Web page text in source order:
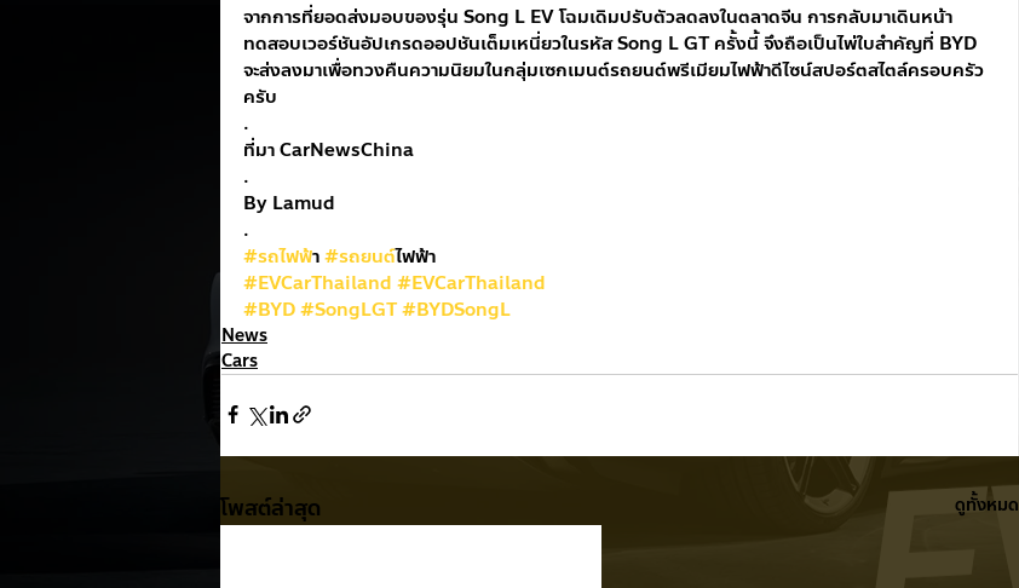
จากการที่ยอดส่งมอบของรุ่น Song L EV โฉมเดิมปรับตัวลดลงในตลาดจีน การกลับมาเดินหน้า
ทดสอบเวอร์ชันอัปเกรดออปชันเต็มเหนี่ยวในรหัส Song L GT ครั้งนี้ จึงถือเป็นไพ่ใบสำคัญที่ BYD
จะส่งลงมาเพื่อทวงคืนความนิยมในกลุ่มเซกเมนต์รถยนต์พรีเมียมไฟฟ้าดีไซน์สปอร์ตสไตล์ครอบครัว
ครับ
.
ที่มา CarNewsChina
.
By Lamud
.
#รถไฟฟ้า #รถยนต์ไฟฟ้า
#EVCarThailand #EVCarThailand
#BYD#SongLGT#BYDSongL
News
Cars
โพสต์ล่าสุด ดูทั้งหมด